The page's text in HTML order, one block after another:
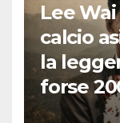
Lee Wai
calcio
la
forse